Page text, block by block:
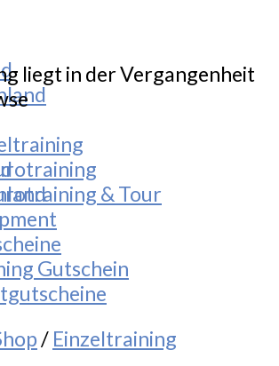
liegt in der Vergangenheit
/ Einzeltraining
& Tour
Gutschein